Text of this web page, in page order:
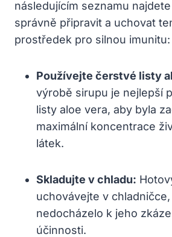
následujícím seznamu
správně připravit a uchovat
prostředek pro silnou imunitu:
Používejte čerstvé listy
výrobě sirupu je nejlepší
listy aloe vera, aby byla
maximální koncentrace
látek.
Skladujte v chladu:
uchovávejte v
nedocházelo k jeho
účinnosti.